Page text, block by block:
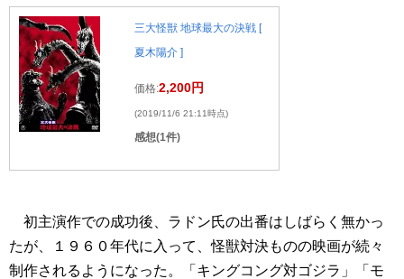
三大怪獣 地球最大の決戦 [
夏木陽介 ]
価格:2,200円
(2019/11/6 21:11時点)
感想(1件)
初主演作での成功後、ラドン氏の出番はしばらく無かっ
たが、１９６０年代に入って、怪獣対決ものの映画が続々
制作されるようになった。「キングコング対ゴジラ」「モ